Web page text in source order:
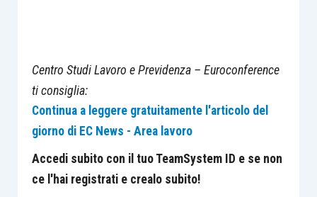
Centro Studi Lavoro e Previdenza – Euroconference
ti consiglia:
Continua a leggere gratuitamente l'articolo del
giorno di EC News - Area lavoro
Accedi subito con il tuo TeamSystem ID e se non
ce l'hai registrati e crealo subito!